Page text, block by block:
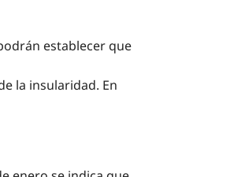
establecer que
la insularidad. En